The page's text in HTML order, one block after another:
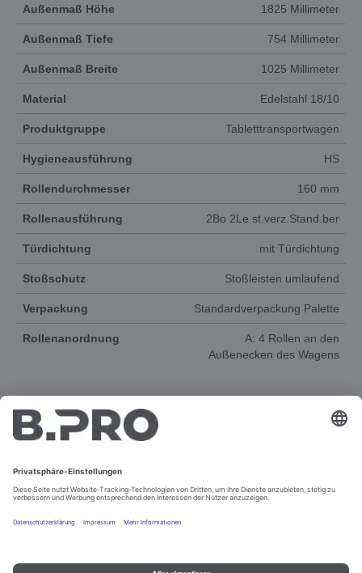
Außenmaß Höhe 1825 Millimeter
Außenmaß Tiefe 754 Millimeter
Außenmaß Breite 1025 Millimeter
Material Edelstahl 18/10
Produktgruppe Tabletttransportwagen
Hygieneausführung HS
Rollendurchmesser 160 mm
Rollenausführung 2Bo 2Le st.verz.Stand.ber
Türdichtung mit Türdichtung
Stoßschutz Stoßleisten umlaufend
Verpackung Standardverpackung Palette
Rollenanordnung
A: 4 Rollen an den
Außenecken des Wagens